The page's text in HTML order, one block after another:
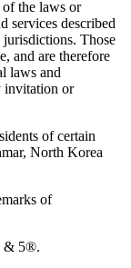
the laws or
services described
Those
and are therefore
laws and
invitation or
of certain
North Korea
of
& 5®.